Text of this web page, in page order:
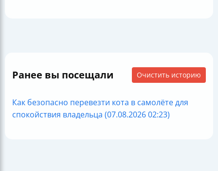
Ранее вы посещали Очистить историю
Как безопасно перевезти кота в самолёте для
спокойствия владельца (07.08.2026 02:23)